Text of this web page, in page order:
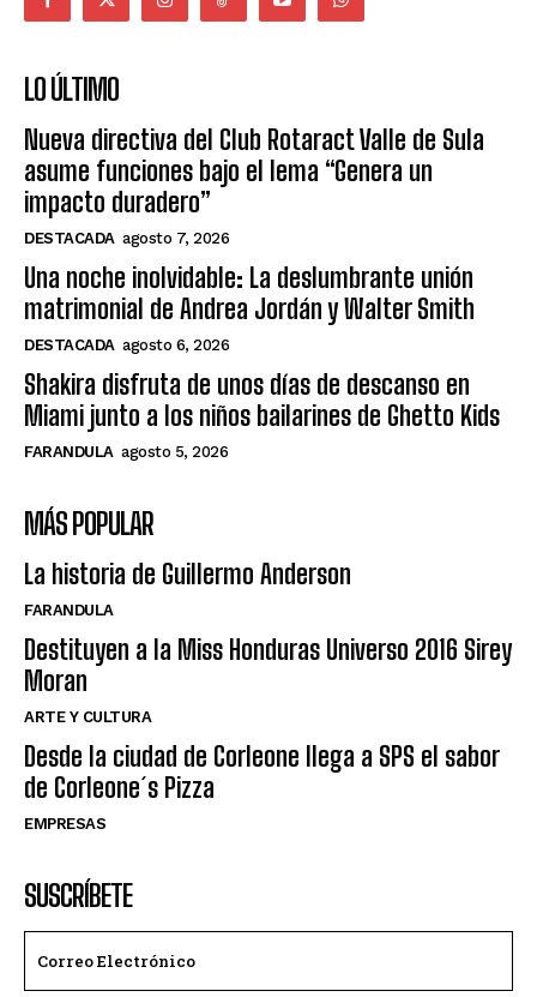
LO ÚLTIMO
Nueva directiva del Club Rotaract Valle de Sula
asume funciones bajo el lema “Genera un
impacto duradero”
DESTACADA agosto 7, 2026
Una noche inolvidable: La deslumbrante unión
matrimonial de Andrea Jordán y Walter Smith
DESTACADA agosto 6, 2026
Shakira disfruta de unos días de descanso en
Miami junto a los niños bailarines de Ghetto Kids
FARANDULA agosto 5, 2026
MÁS POPULAR
La historia de Guillermo Anderson
FARANDULA
Destituyen a la Miss Honduras Universo 2016 Sirey
Moran
ARTE Y CULTURA
Desde la ciudad de Corleone llega a SPS el sabor
de Corleone´s Pizza
EMPRESAS
SUSCRÍBETE